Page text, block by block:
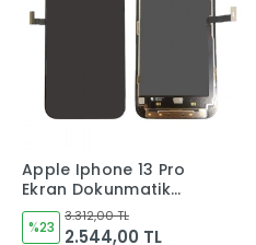
Apple Iphone 13 Pro
Ekran Dokunmatik
Cam OLED
%23
3.312,00 TL
2.544,00 TL